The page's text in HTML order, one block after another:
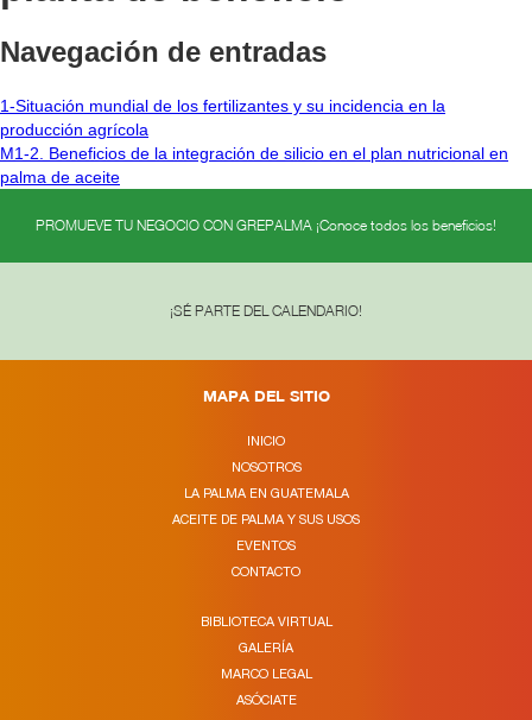
Navegación de entradas
1-Situación mundial de los fertilizantes y su incidencia en la
producción agrícola
M1-2. Beneficios de la integración de silicio en el plan nutricional en
palma de aceite
PROMUEVE TU NEGOCIO CON GREPALMA ¡Conoce todos los beneficios!
¡SÉ PARTE DEL CALENDARIO!
MAPA DEL SITIO
INICIO
NOSOTROS
LA PALMA EN GUATEMALA
ACEITE DE PALMA Y SUS USOS
EVENTOS
CONTACTO
BIBLIOTECA VIRTUAL
GALERÍA
MARCO LEGAL
ASÓCIATE